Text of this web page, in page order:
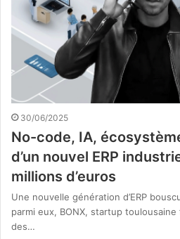
30/06/2025
No-code, IA,
d’un nouvel ERP
millions d’euros
Une nouvelle génération d’ERP
parmi eux, BONX, startup
des…